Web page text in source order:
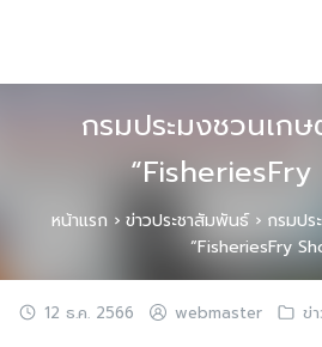
กรมประมงชวนเกษ
“FisheriesFry
หน้าแรก › ข่าวประชาสัมพันธ์› กรมปร
“FisheriesFry
12 ธ.ค. 2566 webmaster ข่